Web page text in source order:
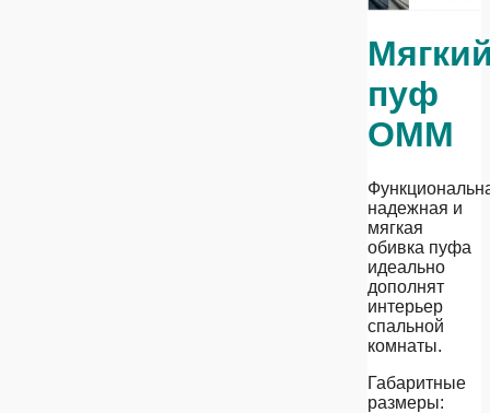
пуф
ОММ
надежная и
мягкая
обивка пуфа
идеально
дополнят
интерьер
спальной
комнаты.
Габаритные
размеры: